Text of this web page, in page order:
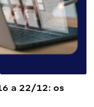
a 22/12: os